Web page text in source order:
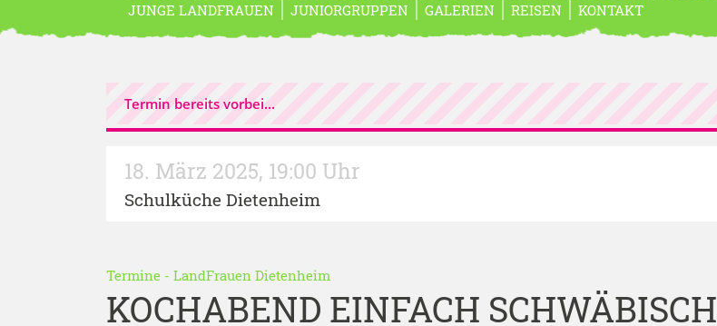
JUNGE LANDFRAUEN
JUNIORGRUPPEN GALERIEN REISEN KONTAKT
Termin bereits vorbei...
18. März 2025, 19:00 Uhr
Schulküche Dietenheim
Termine - LandFrauen Dietenheim
KOCHABEND EINFACH SCHWÄBISCH